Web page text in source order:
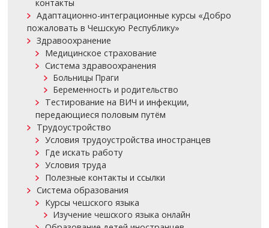
контакты
Адаптационно-интеграционные курсы «Добро
пожаловать в Чешскую Республику»
Здравоохранение
Медицинское страхование
Система здравоохранения
Больницы Праги
Беременность и родительство
Тестирование на ВИЧ и инфекции,
передающиеся половым путём
Трудоустройство
Условия трудоустройства иностранцев
Где искать работу
Условия труда
Полезные контакты и ссылки
Система образования
Курсы чешского языка
Изучение чешского языка онлайн